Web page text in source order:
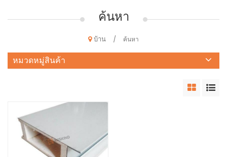
ค้นหา
บ้าน / ค้นหา
หมวดหมู่สินค้า